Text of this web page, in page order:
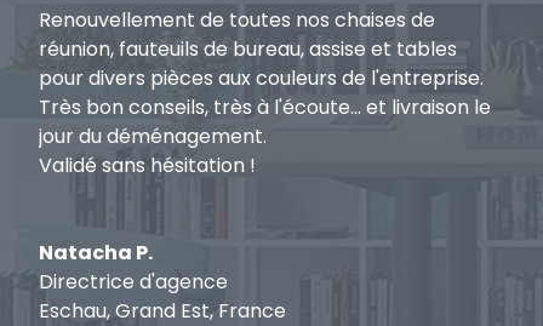
Renouvellement de toutes nos chaises de
réunion, fauteuils de bureau, assise et tables
pour divers pièces aux couleurs de l'entreprise.
Très bon conseils, très à l'écoute... et livraison le
jour du déménagement.
Validé sans hésitation !
Natacha P.
Directrice d'agence
Eschau, Grand Est, France